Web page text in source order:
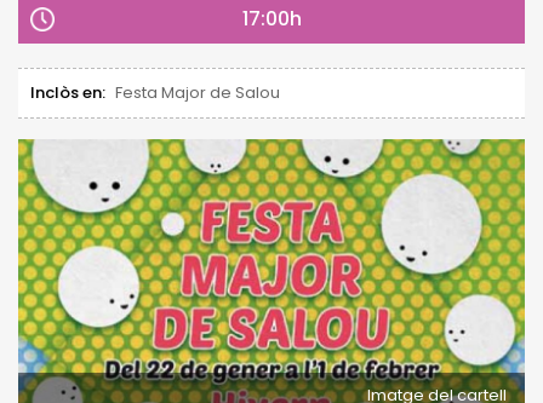
17:00h
Inclòs en: Festa Major de Salou
Imatge del cartell